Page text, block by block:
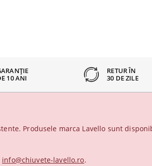
10 ANI
RETUR ÎN
30 DE ZILE
Produsele marca Lavello sunt
info@chiuvete-lavello.ro.